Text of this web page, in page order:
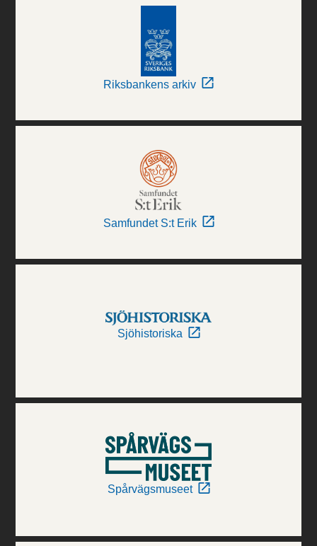
Riksbankens arkiv
Samfundet S:t Erik
Sjöhistoriska
Spårvägsmuseet